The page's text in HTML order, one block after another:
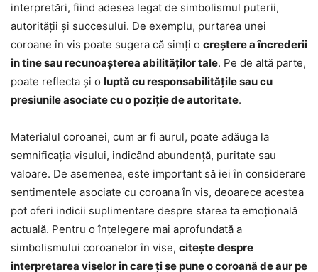
interpretări, fiind adesea legat de simbolismul puterii,
autorității și succesului. De exemplu, purtarea unei
coroane în vis poate sugera că simți o creștere a încrederii
în tine sau recunoașterea abilităților tale. Pe de altă parte,
poate reflecta și o luptă cu responsabilitățile sau cu
presiunile asociate cu o poziție de autoritate.
Materialul coroanei, cum ar fi aurul, poate adăuga la
semnificația visului, indicând abundență, puritate sau
valoare. De asemenea, este important să iei în considerare
sentimentele asociate cu coroana în vis, deoarece acestea
pot oferi indicii suplimentare despre starea ta emoțională
actuală. Pentru o înțelegere mai aprofundată a
simbolismului coroanelor în vise, citește despre
interpretarea viselor în care ți se pune o coroană de aur pe